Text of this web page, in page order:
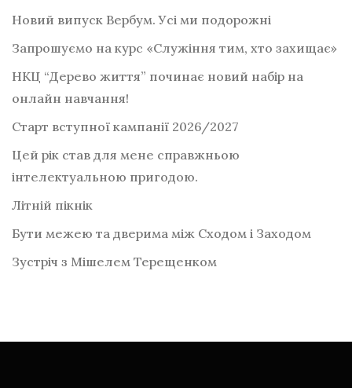
Новий випуск Вербум. Усі ми подорожні
Запрошуємо на курс «Служіння тим, хто захищає»
НКЦ “Дерево життя” починає новий набір на
онлайн навчання!
Старт вступної кампанії 2026/2027
Цей рік став для мене справжньою
інтелектуальною пригодою.
Літній пікнік
Бути межею та дверима між Сходом і Заходом
Зустріч з Мішелем Терещенком